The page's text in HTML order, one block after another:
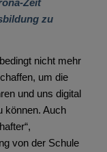
Zeit
zu
nicht mehr
um die
und uns digital
können. Auch
von der Schule